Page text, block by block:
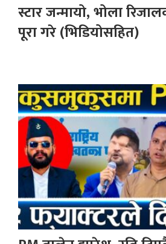
स्टार जन्मायो, भोला
पूरा गरे (भिडियोसहित)